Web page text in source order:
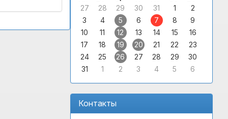
27
28 29 30 31 1
2
3
4 5 6 7 8
9
10
11 12 13 14 15
16
17
18 19 20 21 22
23
24
25 26 27 28 29
30
31
1 2 3 4 5 6
Контакты